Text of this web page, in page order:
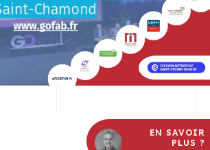
EN SAVOIR
PLUS ?